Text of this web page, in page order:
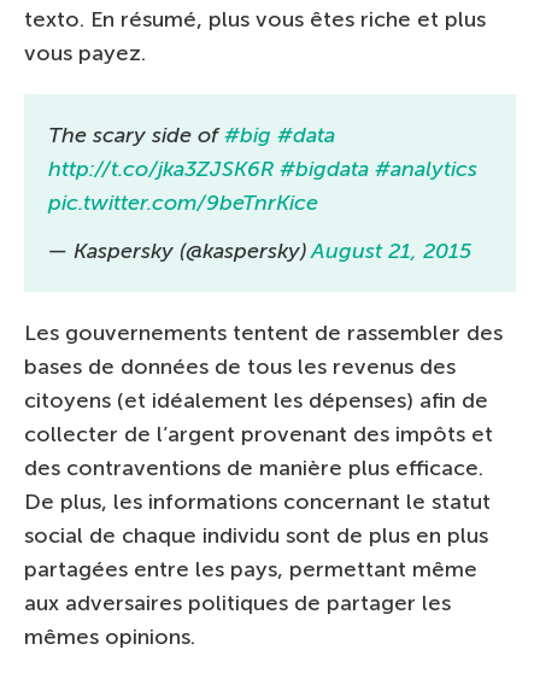
texto. En résumé, plus vous êtes riche et plus
vous payez.
The scary side of#big #data
http://t.co/jka3ZJSK6R #bigdata #analytics
pic.twitter.com/9beTnrKice
— Kaspersky (@kaspersky)August 21, 2015
Les gouvernements tentent de rassembler des
bases de données de tous les revenus des
citoyens (et idéalement les dépenses) afin de
collecter de l’argent provenant des impôts et
des contraventions de manière plus efficace.
De plus, les informations concernant le statut
social de chaque individu sont de plus en plus
partagées entre les pays, permettant même
aux adversaires politiques de partager les
mêmes opinions.